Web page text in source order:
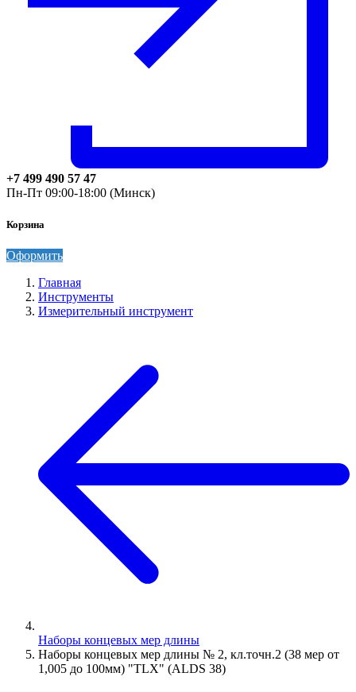
+7 499 490 57 47
Пн-Пт 09:00-18:00 (Минск)
Корзина
Оформить
Главная
Инструменты
Измерительный инструмент
Наборы концевых мер длины
Наборы концевых мер длины № 2, кл.точн.2 (38 мер от
1,005 до 100мм) "TLX" (ALDS 38)